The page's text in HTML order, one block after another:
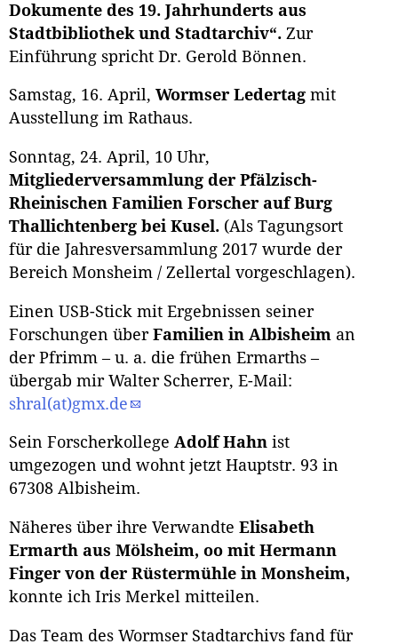
Dokumente des 19. Jahrhunderts aus
Stadtbibliothek und Stadtarchiv“. Zur
Einführung spricht Dr. Gerold Bönnen.
Samstag, 16. April, Wormser Ledertag mit
Ausstellung im Rathaus.
Sonntag, 24. April, 10 Uhr,
Mitgliederversammlung der Pfälzisch-
Rheinischen Familien Forscher auf Burg
Thallichtenberg bei Kusel. (Als Tagungsort
für die Jahresversammlung 2017 wurde der
Bereich Monsheim / Zellertal vorgeschlagen).
Einen USB-Stick mit Ergebnissen seiner
Forschungen über Familien in Albisheim an
der Pfrimm – u. a. die frühen Ermarths –
übergab mir Walter Scherrer, E-Mail:
shral(at)gmx.de
Sein Forscherkollege Adolf Hahn ist
umgezogen und wohnt jetzt Hauptstr. 93 in
67308 Albisheim.
Näheres über ihre Verwandte Elisabeth
Ermarth aus Mölsheim, oo mit Hermann
Finger von der Rüstermühle in Monsheim,
konnte ich Iris Merkel mitteilen.
Das Team des Wormser Stadtarchivs fand für